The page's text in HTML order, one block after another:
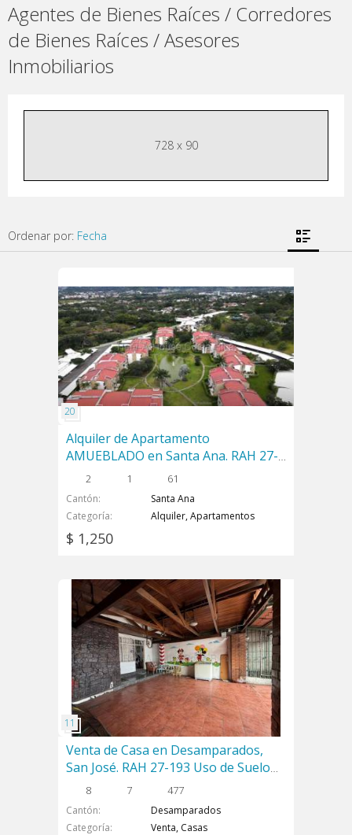
Agentes de Bienes Raíces / Corredores
de Bienes Raíces / Asesores
Inmobiliarios
728 x 90
Ordenar por: Fecha
Alquiler de Apartamento
AMUEBLADO en Santa Ana. RAH 27-
1742 1 61
Cantón
Santa Ana
Categoría
Alquiler, Apartamentos
$ 1,250
Venta de Casa en Desamparados,
San José. RAH 27-193 Uso de Suelo
Mixto
8 7 477
Cantón
Desamparados
Categoría
Venta, Casas